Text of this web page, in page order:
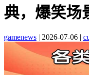
典，爆笑场
gamenews | 2026-07-06 |